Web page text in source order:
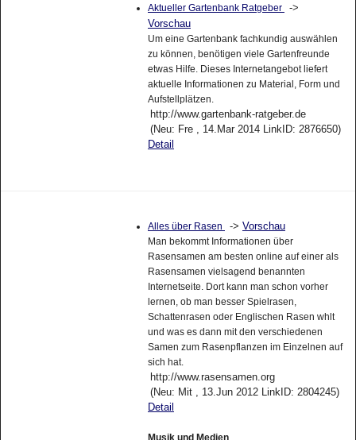
Aktueller Gartenbank Ratgeber
->
Vorschau
Um eine Gartenbank fachkundig auswählen
zu können, benötigen viele Gartenfreunde
etwas Hilfe. Dieses Internetangebot liefert
aktuelle Informationen zu Material, Form und
Aufstellplätzen.
http://www.gartenbank-ratgeber.de
(Neu: Fre , 14.Mar 2014 LinkID: 2876650)
Detail
Alles über Rasen -> Vorschau
Man bekommt Informationen über
Rasensamen am besten online auf einer als
Rasensamen vielsagend benannten
Internetseite. Dort kann man schon vorher
lernen, ob man besser Spielrasen,
Schattenrasen oder Englischen Rasen whlt
und was es dann mit den verschiedenen
Samen zum Rasenpflanzen im Einzelnen auf
sich hat.
http://www.rasensamen.org
(Neu: Mit , 13.Jun 2012 LinkID: 2804245)
Detail
Musik und Medien